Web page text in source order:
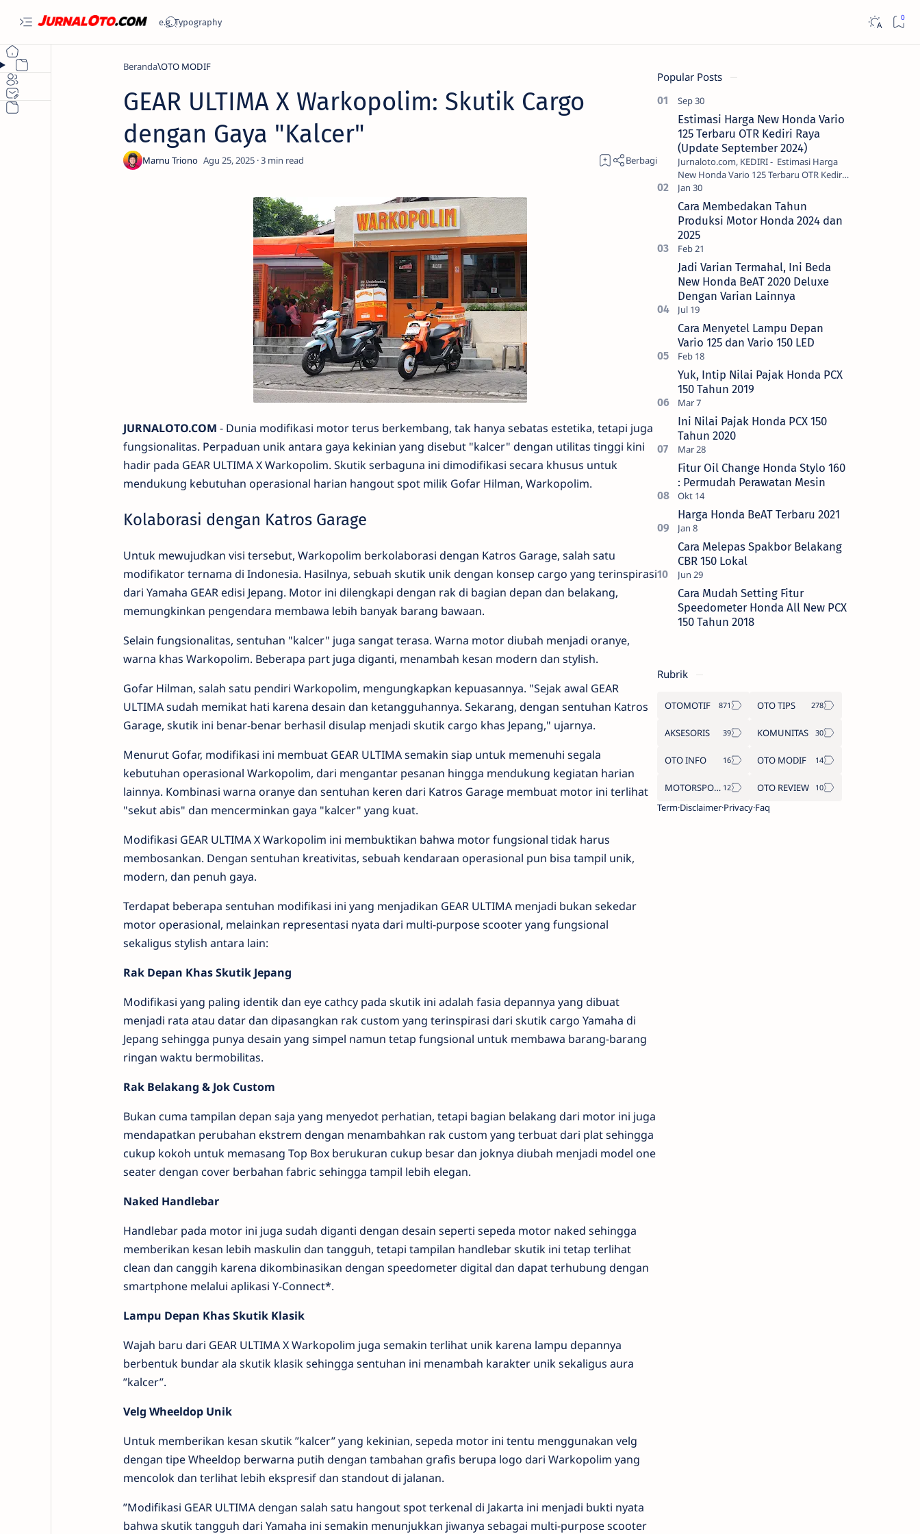
Beranda OTO MODIF
GEAR ULTIMA X Warkopolim: Skutik Cargo
dengan Gaya "Kalcer"
3
JURNALOTO.COM - Dunia modifikasi motor terus berkembang, tak hanya sebatas estetika, tetapi juga
fungsionalitas. Perpaduan unik antara gaya kekinian yang disebut "kalcer" dengan utilitas tinggi kini
hadir pada GEAR ULTIMA X Warkopolim. Skutik serbaguna ini dimodifikasi secara khusus untuk
mendukung kebutuhan operasional harian hangout spot milik Gofar Hilman, Warkopolim.
Kolaborasi dengan Katros Garage
Untuk mewujudkan visi tersebut, Warkopolim berkolaborasi dengan Katros Garage, salah satu
modifikator ternama di Indonesia. Hasilnya, sebuah skutik unik dengan konsep cargo yang terinspirasi
dari Yamaha GEAR edisi Jepang. Motor ini dilengkapi dengan rak di bagian depan dan belakang,
memungkinkan pengendara membawa lebih banyak barang bawaan.
Selain fungsionalitas, sentuhan "kalcer" juga sangat terasa. Warna motor diubah menjadi oranye,
warna khas Warkopolim. Beberapa part juga diganti, menambah kesan modern dan stylish.
Gofar Hilman, salah satu pendiri Warkopolim, mengungkapkan kepuasannya. "Sejak awal GEAR
ULTIMA sudah memikat hati karena desain dan ketangguhannya. Sekarang, dengan sentuhan Katros
Garage, skutik ini benar-benar berhasil disulap menjadi skutik cargo khas Jepang," ujarnya.
Menurut Gofar, modifikasi ini membuat GEAR ULTIMA semakin siap untuk memenuhi segala
kebutuhan operasional Warkopolim, dari mengantar pesanan hingga mendukung kegiatan harian
lainnya. Kombinasi warna oranye dan sentuhan keren dari Katros Garage membuat motor ini terlihat
"sekut abis" dan mencerminkan gaya "kalcer" yang kuat.
Modifikasi GEAR ULTIMA X Warkopolim ini membuktikan bahwa motor fungsional tidak harus
membosankan. Dengan sentuhan kreativitas, sebuah kendaraan operasional pun bisa tampil unik,
modern, dan penuh gaya.
Terdapat beberapa sentuhan modifikasi ini yang menjadikan GEAR ULTIMA menjadi bukan sekedar
motor operasional, melainkan representasi nyata dari multi-purpose scooter yang fungsional
sekaligus stylish antara lain:
Rak Depan Khas Skutik Jepang
Modifikasi yang paling identik dan eye cathcy pada skutik ini adalah fasia depannya yang dibuat
menjadi rata atau datar dan dipasangkan rak custom yang terinspirasi dari skutik cargo Yamaha di
Jepang sehingga punya desain yang simpel namun tetap fungsional untuk membawa barang-barang
ringan waktu bermobilitas.
Rak Belakang & Jok Custom
Bukan cuma tampilan depan saja yang menyedot perhatian, tetapi bagian belakang dari motor ini juga
mendapatkan perubahan ekstrem dengan menambahkan rak custom yang terbuat dari plat sehingga
cukup kokoh untuk memasang Top Box berukuran cukup besar dan joknya diubah menjadi model one
seater dengan cover berbahan fabric sehingga tampil lebih elegan.
Naked Handlebar
Handlebar pada motor ini juga sudah diganti dengan desain seperti sepeda motor naked sehingga
memberikan kesan lebih maskulin dan tangguh, tetapi tampilan handlebar skutik ini tetap terlihat
clean dan canggih karena dikombinasikan dengan speedometer digital dan dapat terhubung dengan
smartphone melalui aplikasi Y-Connect*.
Lampu Depan Khas Skutik Klasik
Wajah baru dari GEAR ULTIMA X Warkopolim juga semakin terlihat unik karena lampu depannya
berbentuk bundar ala skutik klasik sehingga sentuhan ini menambah karakter unik sekaligus aura
”kalcer”.
Velg Wheeldop Unik
Untuk memberikan kesan skutik ”kalcer” yang kekinian, sepeda motor ini tentu menggunakan velg
dengan tipe Wheeldop berwarna putih dengan tambahan grafis berupa logo dari Warkopolim yang
mencolok dan terlihat lebih ekspresif dan standout di jalanan.
”Modifikasi GEAR ULTIMA dengan salah satu hangout spot terkenal di Jakarta ini menjadi bukti nyata
bahwa skutik tangguh dari Yamaha ini semakin menunjukkan jiwanya sebagai multi-purpose scooter
Popular Posts
Estimasi Harga New Honda Vario
125 Terbaru OTR Kediri Raya
(Update September 2024)
Jurnaloto.com, KEDIRI - Estimasi Harga
New Honda Vario 125 Terbaru OTR Kediri
Raya (Update September 2024) Brosis
sekalian, PT Astra Honda Motor (AH…
Cara Membedakan Tahun
Produksi Motor Honda 2024 dan
2025
Jadi Varian Termahal, Ini Beda
New Honda BeAT 2020 Deluxe
Dengan Varian Lainnya
Cara Menyetel Lampu Depan
Vario 125 dan Vario 150 LED
Yuk, Intip Nilai Pajak Honda PCX
150 Tahun 2019
Ini Nilai Pajak Honda PCX 150
Tahun 2020
Fitur Oil Change Honda Stylo 160
: Permudah Perawatan Mesin
Harga Honda BeAT Terbaru 2021
Cara Melepas Spakbor Belakang
CBR 150 Lokal
Cara Mudah Setting Fitur
Speedometer Honda All New PCX
150 Tahun 2018
Rubrik
OTOMOTIF OTO TIPS
AKSESORIS KOMUNITAS
OTO INFO OTO MODIF
MOTORSPORT
OTO REVIEW
TermDisclaimerPrivacyFaq